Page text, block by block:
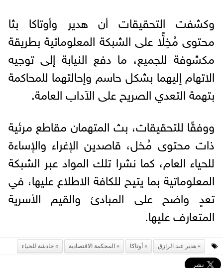
وكشفت التحقيقات أن هدير وأوتاكا بثا
محتوى مُخِلًّا على الشبكة المعلوماتية بطريقة
مكشوفة للجميع، ما دفع النيابة إلى توجيه
الاتهام إليهما بشكل حاسم وإحالتهما للمحاكمة
بتهمة التعدي الصريح على الآداب العامة.
ووفقًا للتحقيقات، بث المتهمان مقاطع مرئية
ذات محتوى مُخل، قاصدين الإغراء والإساءة
للحياء العام، كما نشرا تلك المواد عبر الشبكة
المعلوماتية بما يتيح للكافة الاطلاع عليها، في
تعدٍ واضح على المبادئ والقيم الأسرية
المتعارف عليها.
هدير عبد الرازق أوتاكا المحكمة الاقتصادية خادشة للحياء